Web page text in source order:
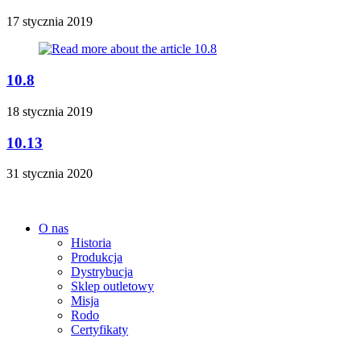
17 stycznia 2019
10.8
18 stycznia 2019
10.13
31 stycznia 2020
O nas
Historia
Produkcja
Dystrybucja
Sklep outletowy
Misja
Rodo
Certyfikaty